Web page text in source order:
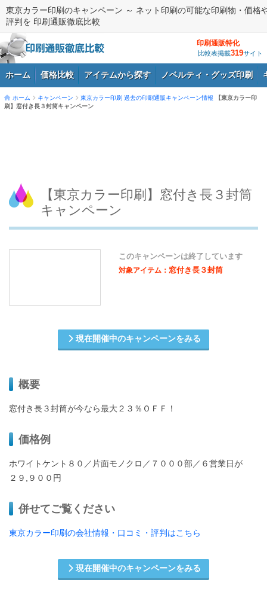
東京カラー印刷のキャンペーン ～ ネット印刷の可能な印刷物・価格
評判を 印刷通販徹底比較
印刷通販特化
比較表掲載319サイト
ホーム 価格比較 アイテムから探す ノベルティ・グッズ印刷
ホーム キャンペーン 東京カラー印刷 過去の印刷通販キャンペーン情報
【東京カラー印
刷】窓付き長３封筒キャンペーン
【東京カラー印刷】窓付き長３封筒
キャンペーン
このキャンペーンは終了しています
対象アイテム： 窓付き長３封筒
現在開催中のキャンペーンをみる
概要
窓付き長３封筒が今なら最大２３％ＯＦＦ！
価格例
ホワイトケント８０／片面モノクロ／７０００部／６営業日が
２９,９００円
併せてご覧ください
東京カラー印刷の会社情報・口コミ・評判はこちら
現在開催中のキャンペーンをみる